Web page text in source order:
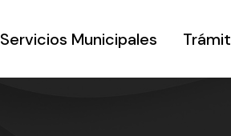
Servicios Municipales